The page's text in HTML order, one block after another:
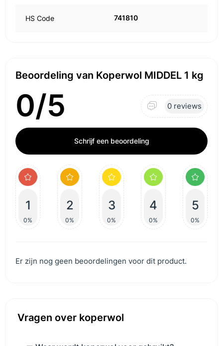
HS Code 741810
Beoordeling van Koperwol MIDDEL 1 kg
0/5 0 reviews
Schrijf een beoordeling
1
0%
2
0%
3
0%
4
0%
5
0%
Er zijn nog geen beoordelingen voor dit product.
Vragen over koperwol